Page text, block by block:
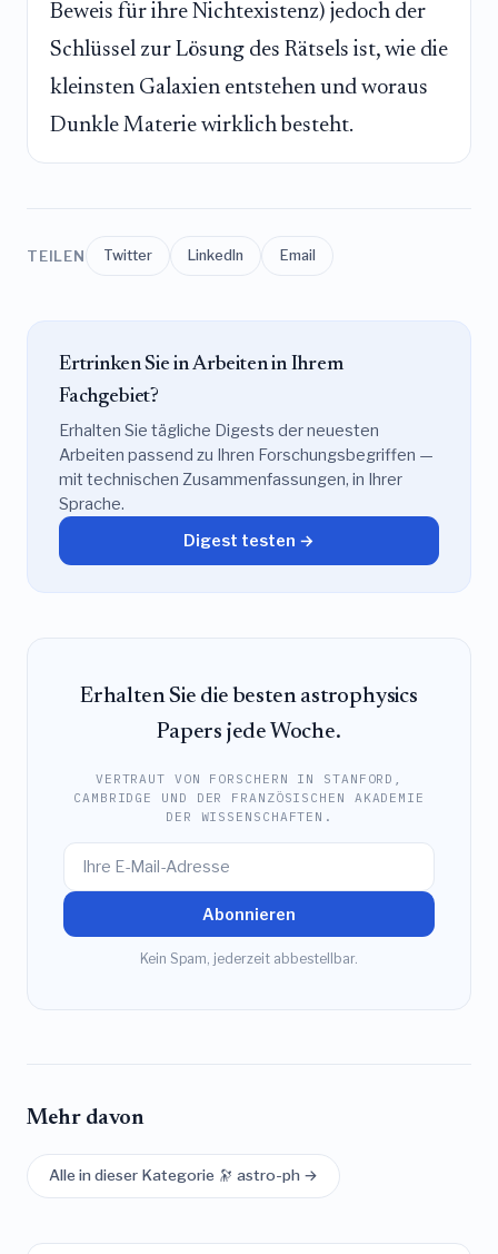
Beweis für ihre Nichtexistenz) jedoch der
Schlüssel zur Lösung des Rätsels ist, wie die
kleinsten Galaxien entstehen und woraus
Dunkle Materie wirklich besteht.
TEILEN Twitter LinkedIn Email
Ertrinken Sie in Arbeiten in Ihrem
Fachgebiet?
Erhalten Sie tägliche Digests der neuesten
Arbeiten passend zu Ihren Forschungsbegriffen —
mit technischen Zusammenfassungen, in Ihrer
Sprache.
Digest testen →
Erhalten Sie die besten astrophysics
Papers jede Woche.
VERTRAUT VON FORSCHERN IN STANFORD,
CAMBRIDGE UND DER FRANZÖSISCHEN AKADEMIE
DER WISSENSCHAFTEN.
Abonnieren
Kein Spam, jederzeit abbestellbar.
Mehr davon
Alle in dieser Kategorie 🔭 astro-ph →